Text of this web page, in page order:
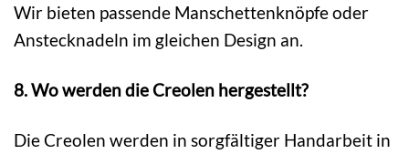
Wir bieten passende Manschettenknöpfe oder
Anstecknadeln im gleichen Design an.
8. Wo werden die Creolen hergestellt?
Die Creolen werden in sorgfältiger Handarbeit in